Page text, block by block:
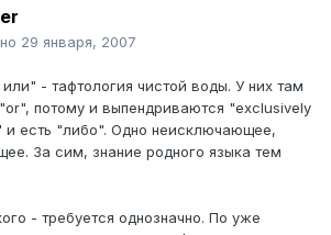
29 января, 2007
- тафтология чистой воды. У них там
потому и выпендриваются "exclusively
и есть "либо". Одно неисключающее,
За сим, знание родного языка тем
- требуется однозначно. По уже